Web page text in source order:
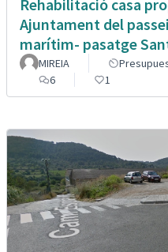
Rehabilitació casa
Ajuntament del
marítim- pasatge
MIREIA
6
1